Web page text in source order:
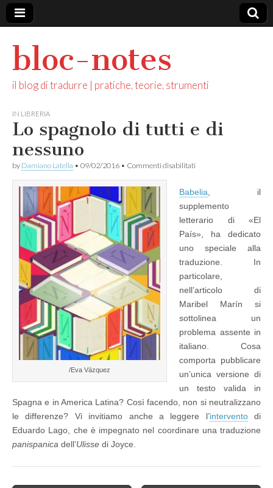
bloc-notes
il blog di tradurre | pratiche, teorie, strumenti
IN LIBRERIA
Lo spagnolo di tutti e di
nessuno
by Damiano Latella • 09/02/2016 • Commenti disabilitati
di
tutti
di
nessuno
/Eva Vázquez
Babelia , il
supplemento
letterario di «El
País», ha dedicato
uno speciale alla
traduzione. In
particolare,
nell’articolo di
Maribel Marín si
sottolinea un
problema assente in
italiano. Cosa
comporta pubblicare
un’unica versione di
un testo valida in
Spagna e in America Latina? Così facendo, non si neutralizzano
le differenze? Vi invitiamo anche a leggere l’interventodi
Eduardo Lago, che è impegnato nel coordinare una traduzione
panispanica dell’Ulisse di Joyce.